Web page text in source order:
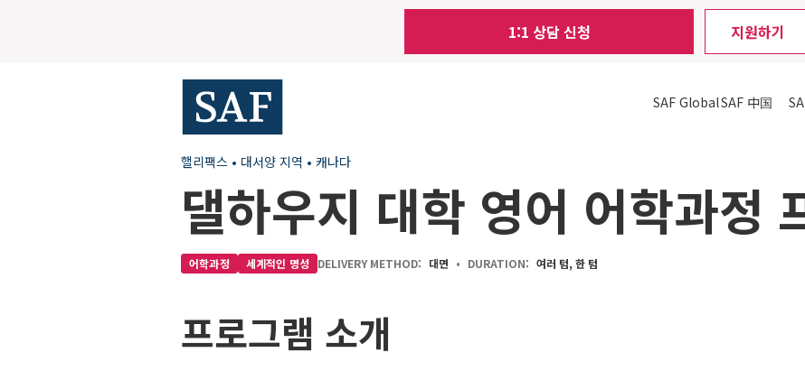
1:1 상담 신청 지원하기
SAF GlobalSAF 中国
핼리팩스 • 대서양 지역 • 캐나다
댈하우지 대학 영어 어학과정
어학과정 세계적인 명성 DELIVERY METHOD: 대면 • DURATION: 여러 텀, 한 텀
프로그램 소개